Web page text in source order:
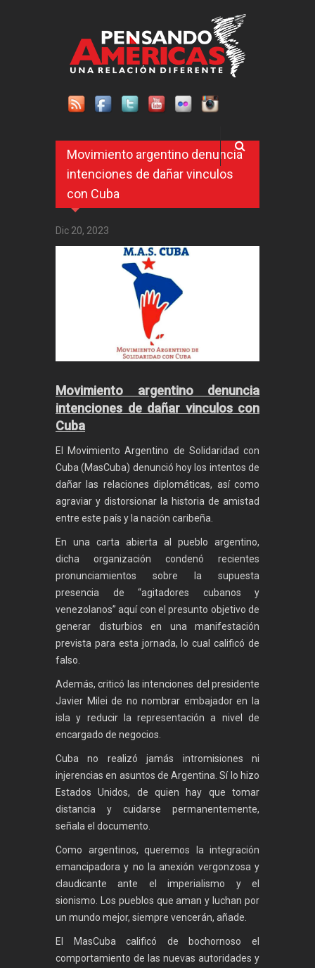
Movimiento argentino denuncia
intenciones de dañar vinculos
con Cuba
Dic 20, 2023
Movimiento argentino denuncia
intenciones de dañar vinculos con
Cuba
El Movimiento Argentino de Solidaridad con
Cuba (MasCuba) denunció hoy los intentos de
dañar las relaciones diplomáticas, así como
agraviar y distorsionar la historia de amistad
entre este país y la nación caribeña.
En una carta abierta al pueblo argentino,
dicha organización condenó recientes
pronunciamientos sobre la supuesta
presencia de “agitadores cubanos y
venezolanos” aquí con el presunto objetivo de
generar disturbios en una manifestación
prevista para esta jornada, lo cual calificó de
falso.
Además, criticó las intenciones del presidente
Javier Milei de no nombrar embajador en la
isla y reducir la representación a nivel de
encargado de negocios.
Cuba no realizó jamás intromisiones ni
injerencias en asuntos de Argentina. Sí lo hizo
Estados Unidos, de quien hay que tomar
distancia y cuidarse permanentemente,
señala el documento.
Como argentinos, queremos la integración
emancipadora y no la anexión vergonzosa y
claudicante ante el imperialismo y el
sionismo. Los pueblos que aman y luchan por
un mundo mejor, siempre vencerán, añade.
El MasCuba calificó de bochornoso el
comportamiento de las nuevas autoridades y